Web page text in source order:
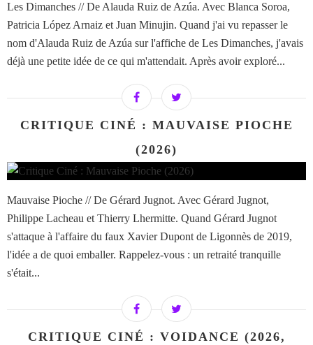
Les Dimanches // De Alauda Ruiz de Azúa. Avec Blanca Soroa,
Patricia López Arnaiz et Juan Minujin. Quand j'ai vu repasser le
nom d'Alauda Ruiz de Azúa sur l'affiche de Les Dimanches, j'avais
déjà une petite idée de ce qui m'attendait. Après avoir exploré...
CRITIQUE CINÉ : MAUVAISE PIOCHE
(2026)
Mauvaise Pioche // De Gérard Jugnot. Avec Gérard Jugnot,
Philippe Lacheau et Thierry Lhermitte. Quand Gérard Jugnot
s'attaque à l'affaire du faux Xavier Dupont de Ligonnès de 2019,
l'idée a de quoi emballer. Rappelez-vous : un retraité tranquille
s'était...
CRITIQUE CINÉ : VOIDANCE (2026,